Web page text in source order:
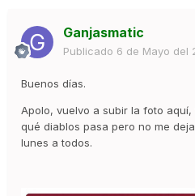
Ganjasmatic
Publicado 6 de Mayo del
Buenos días.
Apolo, vuelvo a subir la foto
qué diablos pasa pero no me
lunes a todos.